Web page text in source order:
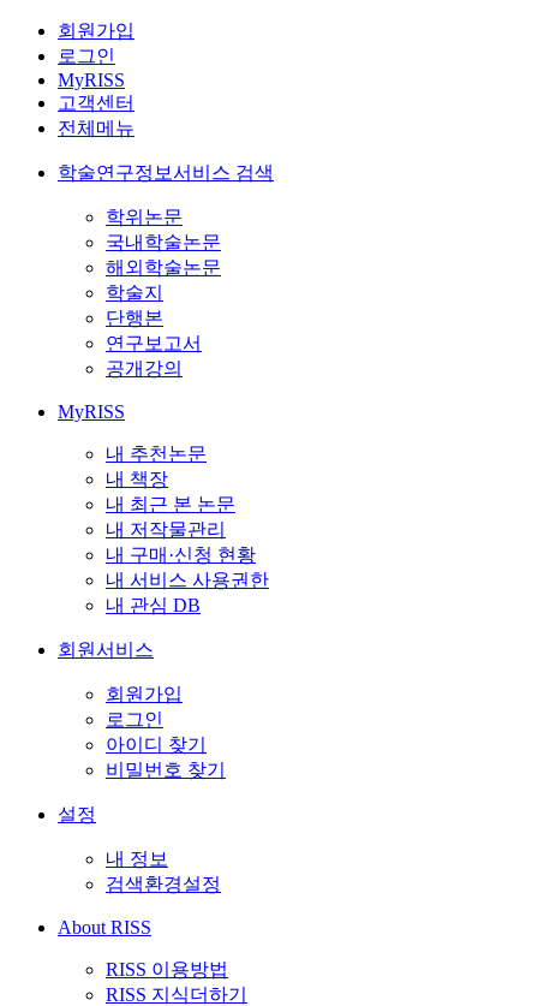
회원가입
로그인
MyRISS
고객센터
전체메뉴
학술연구정보서비스 검색
학위논문
국내학술논문
해외학술논문
학술지
단행본
연구보고서
공개강의
MyRISS
내 추천논문
내 책장
내 최근 본 논문
내 저작물관리
내 구매·신청 현황
내 서비스 사용권한
내 관심 DB
회원서비스
회원가입
로그인
아이디 찾기
비밀번호 찾기
설정
내 정보
검색환경설정
About RISS
RISS 이용방법
RISS 지식더하기